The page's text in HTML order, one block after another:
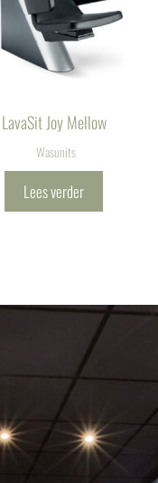
LavaSit Joy Mellow
Wasunits
Lees verder